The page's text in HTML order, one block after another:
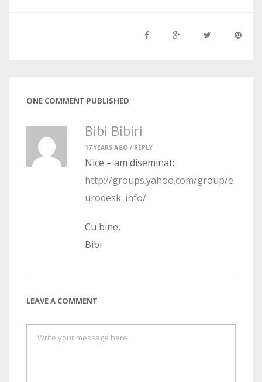
ONE COMMENT PUBLISHED
Bibi Bibiri
17 YEARS AGO / REPLY
Nice – am diseminat:
http://groups.yahoo.com/group/e
urodesk_info/
Cu bine,
Bibi
LEAVE A COMMENT